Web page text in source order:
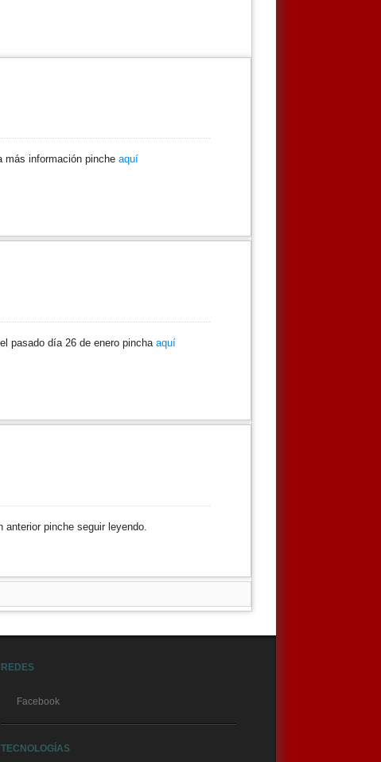
más información pinche aquí
pasado día 26 de enero pinchaaquí
anterior pinche seguir leyendo.
REDES
Facebook
TECNOLOGÍAS